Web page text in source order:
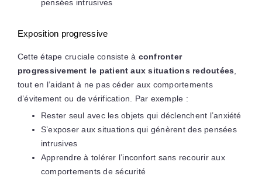
pensées intrusives
Exposition progressive
Cette étape cruciale consiste à confronter
progressivement le patient aux situations redoutées
tout en l’aidant à ne pas céder aux comportements
d’évitement ou de vérification. Par exemple :
Rester seul avec les objets qui déclenchent l’anxiété
S’exposer aux situations qui génèrent des pensées
intrusives
Apprendre à tolérer l’inconfort sans recourir aux
comportements de sécurité